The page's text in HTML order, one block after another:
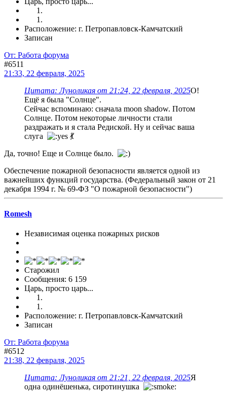
Расположение: г. Петропавловск-Камчатский
Записан
От: Работа форума
#6511
21:33, 22 февраля, 2025
Цитата: Луноликая от 21:24, 22 февраля, 2025О!
Ещё я была "Солнце".
Сейчас вспоминаю: сначала moon shadow. Потом
Солнце. Потом некоторые личности стали
раздражать и я стала Редиской. Ну и сейчас ваша
слуга
💃
Да, точно! Еще и Солнце было.
Обеспечение пожарной безопасности является одной из
важнейших функций государства. (Федеральный закон от 21
декабря 1994 г. № 69-ФЗ "О пожарной безопасности")
Romesh
Независимая оценка пожарных рисков
Старожил
Сообщения: 6 159
Царь, просто царь...
Расположение: г. Петропавловск-Камчатский
Записан
От: Работа форума
#6512
21:38, 22 февраля, 2025
Цитата: Луноликая от 21:21, 22 февраля, 2025Я
одна одинёшенька, сиротинушка